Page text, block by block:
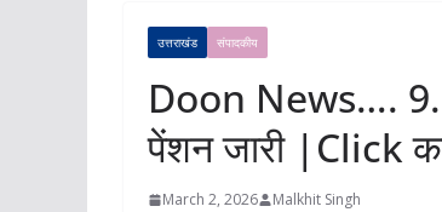
उत्तराखंड संपादकीय
Doon News….
पेंशन जारी |Click
March 2, 2026 Malkhit Singh